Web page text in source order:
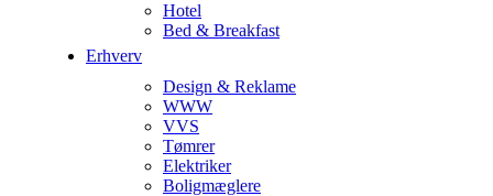
Hotel
Bed & Breakfast
Erhverv
Design & Reklame
WWW
VVS
Tømrer
Elektriker
Boligmæglere